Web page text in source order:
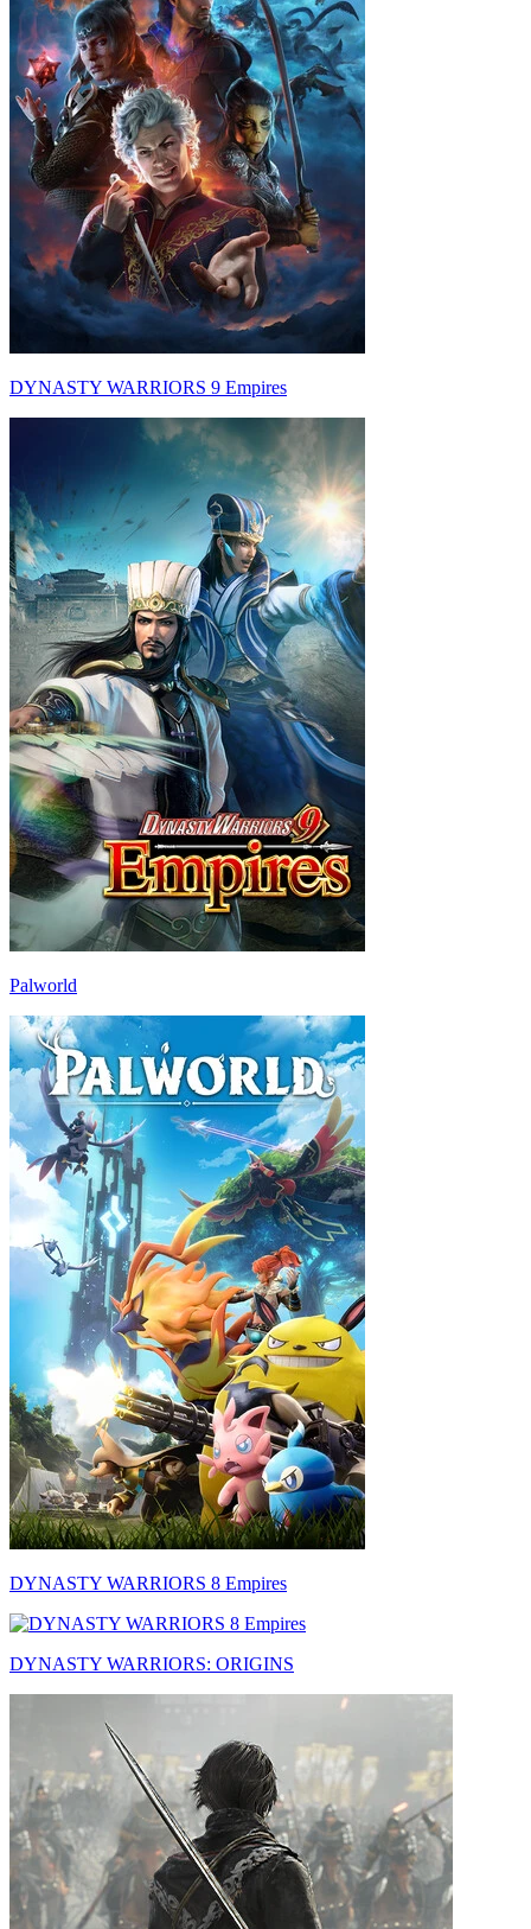
DYNASTY WARRIORS 9 Empires
Palworld
DYNASTY WARRIORS 8 Empires
DYNASTY WARRIORS: ORIGINS